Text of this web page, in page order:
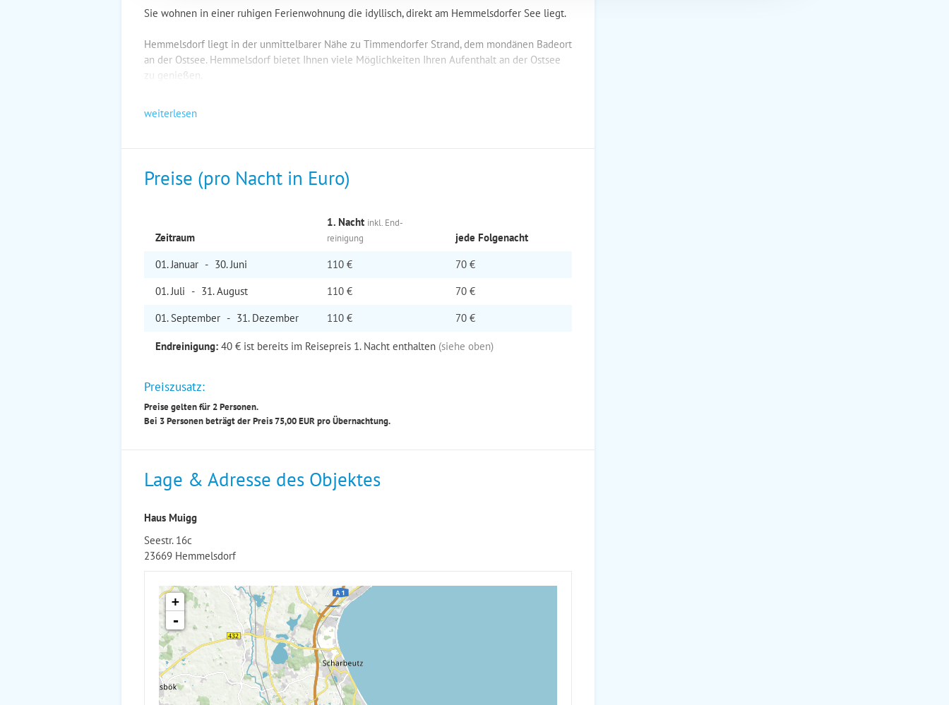
Sie wohnen in einer ruhigen Ferienwohnung die idyllisch, direkt am Hemmelsdorfer See liegt.
Hemmelsdorf liegt in der unmittelbarer Nähe zu Timmendorfer Strand, dem mondänen Badeort
an der Ostsee. Hemmelsdorf bietet Ihnen viele Möglichkeiten Ihren Aufenthalt an der Ostsee
zu genießen.
weiterlesen
Preise (pro Nacht in Euro)
Zeitraum
1. Nacht inkl. End­
reinigung
jede Folge­nacht
01. Januar - 30. Juni 110 €
70 €
01. Juli - 31. August 110 €
70 €
01. September - 31. Dezember 110 € 70 €
Endreinigung: 40 € ist bereits im Reisepreis 1. Nacht enthalten (siehe oben)
Preiszusatz:
Preise gelten für 2 Personen.
Bei 3 Personen beträgt der Preis 75,00 EUR pro Übernachtung.
Lage & Adresse des Objektes
Haus Muigg
Seestr. 16c
23669 Hemmelsdorf
+
-